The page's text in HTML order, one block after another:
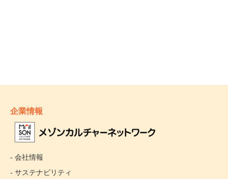
企業情報
- 会社情報
- サステナビリティ